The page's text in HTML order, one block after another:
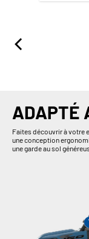
ADAPTÉ
Faites découvrir à votre
une conception
une garde au sol